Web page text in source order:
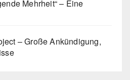
Mehrheit“ – Eine
– Große Ankündigung,